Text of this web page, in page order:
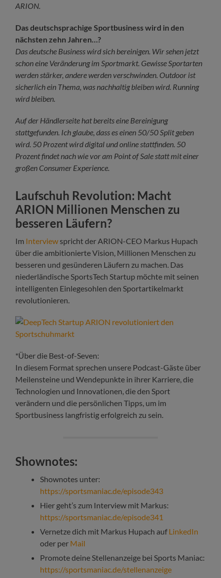
ARION.
Das deutschsprachige Sportbusiness wird in den
nächsten zehn Jahren…?
Das deutsche Business wird sich bereinigen. Wir sehen jetzt
schon eine Veränderung im Sportmarkt. Gewisse Sportarten
werden stärker, andere werden verschwinden. Outdoor ist
sicherlich ein Thema, was nachhaltig bleiben wird. Running
wird bleiben.
Auf der Händlerseite hat bereits eine Bereinigung
stattgefunden. Ich glaube, dass es einen 50/50 Split geben
wird. 50 Prozent wird digital und online stattfinden. 50
Prozent findet nach wie vor am Point of Sale statt mit einer
großen Consumer Experience.
Laufschuh Revolution: Macht
ARION Millionen Menschen zu
besseren Läufern?
Im Interview spricht der ARION-CEO Markus Hupach
über die ambitionierte Vision, Millionen Menschen zu
besseren und gesünderen Läufern zu machen. Das
niederländische SportsTech Startup möchte mit seinen
intelligenten Einlegesohlen den Sportartikelmarkt
revolutionieren.
*Über die Best-of-Seven:
In diesem Format sprechen unsere Podcast-Gäste über
Meilensteine und Wendepunkte in ihrer Karriere, die
Technologien und Innovationen, die den Sport
verändern und die persönlichen Tipps, um im
Sportbusiness langfristig erfolgreich zu sein.
Shownotes:
Shownotes unter:
https://sportsmaniac.de/episode343
Hier geht’s zum Interview mit Markus:
https://sportsmaniac.de/episode341
Vernetze dich mit Markus Hupach auf LinkedIn
oder per Mail
Promote deine Stellenanzeige bei Sports Maniac:
https://sportsmaniac.de/stellenanzeige